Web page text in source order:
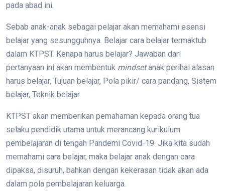
pada abad ini.
Sebab anak-anak sebagai pelajar akan memahami esensi
belajar yang sesungguhnya. Belajar cara belajar termaktub
dalam KTPST. Kenapa harus belajar? Jawaban dari
pertanyaan ini akan membentuk mindsetanak perihal alasan
harus belajar, Tujuan belajar, Pola pikir/ cara pandang, Sistem
belajar, Teknik belajar.
KTPST akan memberikan pemahaman kepada orang tua
selaku pendidik utama untuk merancang kurikulum
pembelajaran di tengah Pandemi Covid-19. Jika kita sudah
memahami cara belajar, maka belajar anak dengan cara
dipaksa, disuruh, bahkan dengan kekerasan tidak akan ada
dalam pola pembelajaran keluarga.